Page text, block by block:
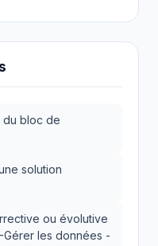
du bloc de
solution
ou évolutive
les données -